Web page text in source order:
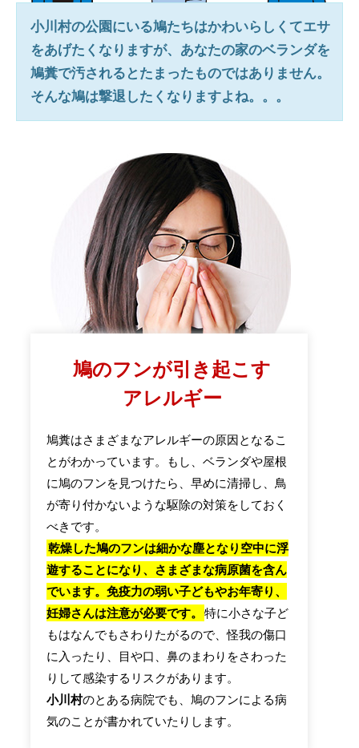
小川村の公園にいる鳩たちはかわいらしくてエサ
をあげたくなりますが、あなたの家のベランダを
鳩糞で汚されるとたまったものではありません。
そんな鳩は撃退したくなりますよね。。。
鳩のフンが引き起こす
アレルギー
鳩糞はさまざまなアレルギーの原因となるこ
とがわかっています。もし、ベランダや屋根
に鳩のフンを見つけたら、早めに清掃し、鳥
が寄り付かないような駆除の対策をしておく
べきです。
乾燥した鳩のフンは細かな塵となり空中に浮
遊することになり、さまざまな病原菌を含ん
でいます。免疫力の弱い子どもやお年寄り、
妊婦さんは注意が必要です。
特に小さな子ど
もはなんでもさわりたがるので、怪我の傷口
に入ったり、目や口、鼻のまわりをさわった
りして感染するリスクがあります。
小川村のとある病院でも、鳩のフンによる病
気のことが書かれていたりします。